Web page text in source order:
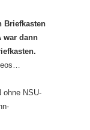
Briefkasten
war dann
ohne NSU-